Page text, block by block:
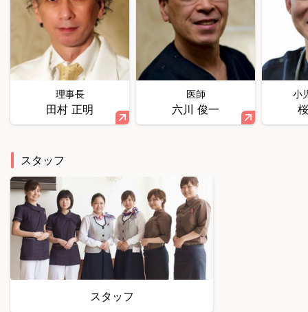
理事長
田村 正明
医師
六川 俊一
小
スタッフ
スタッフ